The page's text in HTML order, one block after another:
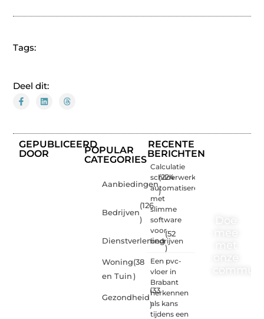
Tags:
Deel dit:
GEPUBLICEERD
DOOR
POPULAR
CATEGORIES
Aanbiedingen
(224
)
Bedrijven
(126
)
Dienstverlening
(52
)
Woning
en Tuin
(38
)
Gezondheid
(33
)
RECENTE
BERICHTEN
Calculatie
schilderwerk
automatiseren
met
slimme
software
voor
bedrijven
Een pvc-
vloer in
Brabant
herkennen
als kans
tijdens een